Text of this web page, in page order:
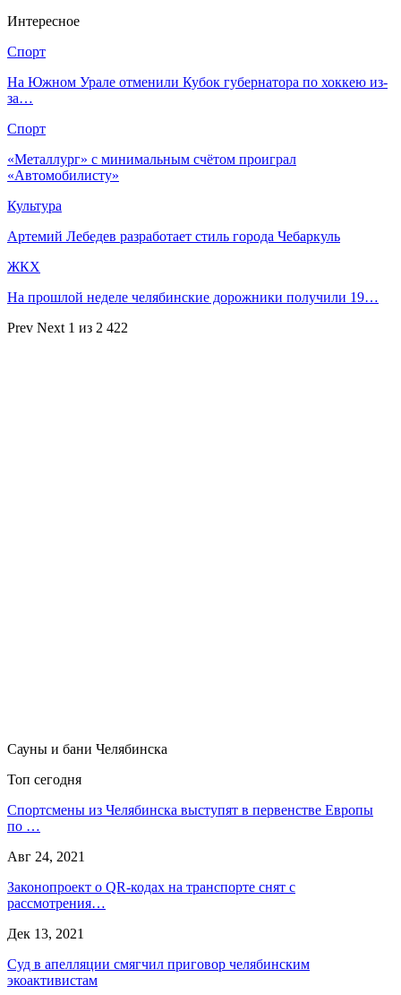
Интересное
Спорт
На Южном Урале отменили Кубок губернатора по хоккею из-
за…
Спорт
«Металлург» с минимальным счётом проиграл
«Автомобилисту»
Культура
Артемий Лебедев разработает стиль города Чебаркуль
ЖКХ
На прошлой неделе челябинские дорожники получили 19…
Prev Next 1 из 2 422
Сауны и бани Челябинска
Топ сегодня
Спортсмены из Челябинска выступят в первенстве Европы
по …
Авг 24, 2021
Законопроект о QR-кодах на транспорте снят с
рассмотрения…
Дек 13, 2021
Суд в апелляции смягчил приговор челябинским
экоактивистам